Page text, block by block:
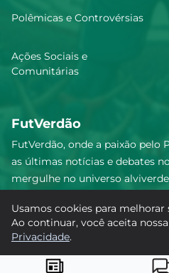
Marcelo Lomba
Erick Machado
Polêmicas e Controvérsias
Ações Sociais e
Comunitárias
FutVerdão
FutVerdão, onde a paixão pelo
as últimas notícias e debates
mergulhe no universo
comunidade. Junte-se a nós
#Palmeiras #FutVerdão
Usamos cookies para melhorar
Ao continuar, você aceita nossa
Privacidade.